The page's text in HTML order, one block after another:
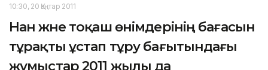
10:30, 20 Қаңтар 2011
Нан және тоқаш өнімдерінің бағасын
тұрақты ұстап тұру бағытындағы
жұмыстар 2011 жылы да